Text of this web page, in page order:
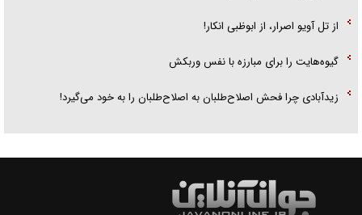
از تل آویو اصرار، از ابوظبی انکار!
گیوه‌هایت را برای مبارزه با نفس وربکش
زیدآبادی چرا فحش اصلاح‌طلبان به اصلاح‌طلبان را به خود می‌گیرد!